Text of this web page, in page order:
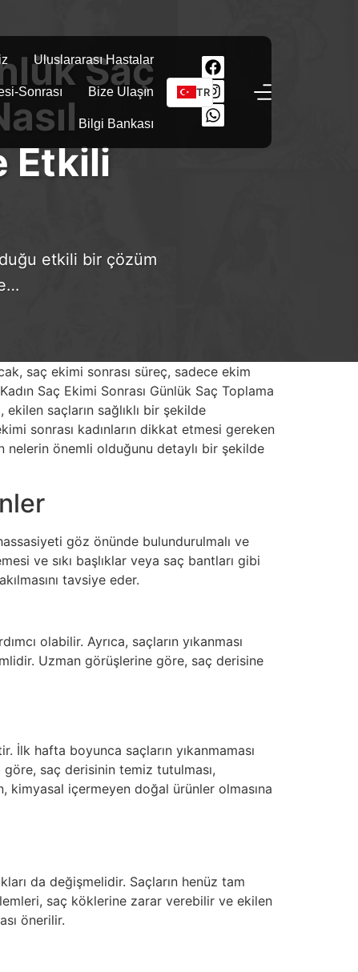
Uluslararası Hastalar
Sonrası Bize Ulaşın
Bilgi Bankası
TR
Saç
Etkili
etkili bir çözüm
saç ekimi sonrası süreç, sadece ekim
Saç Ekimi Sonrası Günlük Saç Toplama
saçların sağlıklı bir şekilde
sonrası kadınların dikkat etmesi gereken
nelerin önemli olduğunu detaylı bir şekilde
göz önünde bulundurulmalı ve
ve sıkı başlıklar veya saç bantları gibi
tavsiye eder.
olabilir. Ayrıca, saçların yıkanması
Uzman görüşlerine göre, saç derisine
İlk hafta boyunca saçların yıkanmaması
saç derisinin temiz tutulması,
kimyasal içermeyen doğal ürünler olmasına
da değişmelidir. Saçların henüz tam
saç köklerine zarar verebilir ve ekilen
önerilir.